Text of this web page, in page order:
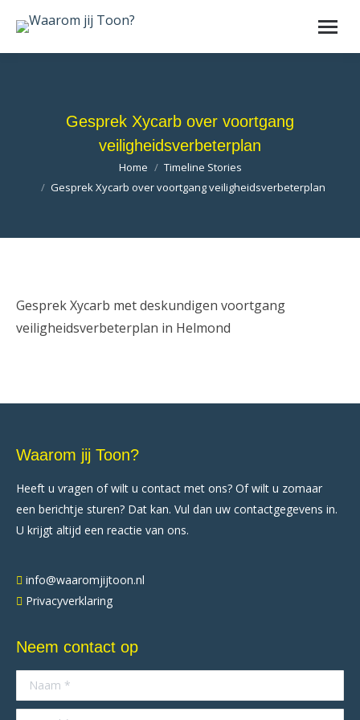
Gesprek Xycarb over voortgang
veiligheidsverbeterplan
Home
Timeline Stories
Gesprek Xycarb over voortgang veiligheidsverbeterplan
Gesprek Xycarb met deskundigen voortgang
veiligheidsverbeterplan in Helmond
Waarom jij Toon?
Heeft u vragen of wilt u contact met ons? Of wilt u zomaar
een berichtje sturen? Dat kan. Vul dan uw contactgegevens in.
U krijgt altijd een reactie van ons.
info@waaromjijtoon.nl
Privacyverklaring
Neem contact op
Naam *